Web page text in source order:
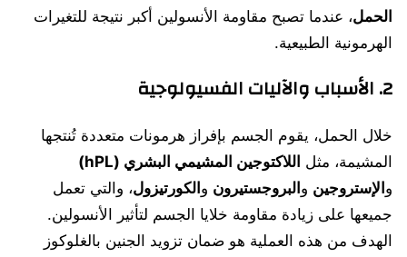
الحمل، عندما تصبح مقاومة الأنسولين أكبر نتيجة للتغيرات
الهرمونية الطبيعية.
2. الأسباب والآليات الفسيولوجية
خلال الحمل، يقوم الجسم بإفراز هرمونات متعددة تُنتجها
المشيمة، مثل اللاكتوجين المشيمي البشري (hPL)
و الإستروجين و البروجستيرون و الكورتيزول، والتي تعمل
جميعها على زيادة مقاومة خلايا الجسم لتأثير الأنسولين.
الهدف من هذه العملية هو ضمان تزويد الجنين بالغلوكوز